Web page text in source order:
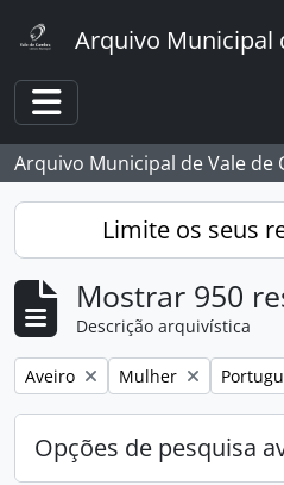
Arquivo Municipal
Toggle navigation
Arquivo Municipal de Vale de
Limite os seus
Mostrar 950
Descrição arquivística
Remover filtro:
Aveiro Remover filtro:
Mulher
Opções de pesquisa